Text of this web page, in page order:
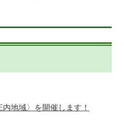
地域〉を開催します！